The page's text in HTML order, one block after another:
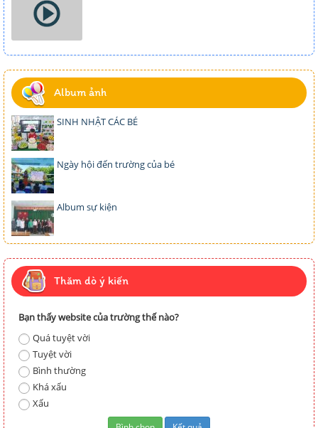
Album ảnh
SINH NHẬT CÁC BÉ
Ngày hội đến trường của bé
Album sự kiện
Thăm dò ý kiến
Bạn thấy website của trường thế nào?
Quá tuyệt vời
Tuyệt vời
Bình thường
Khá xấu
Xấu